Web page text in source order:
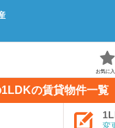
お気に
の賃貸物件一覧
変